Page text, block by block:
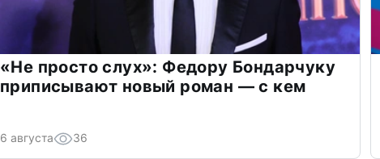
«Не просто слух»: Федору Бондарчуку
приписывают новый роман — с кем
6 августа 36